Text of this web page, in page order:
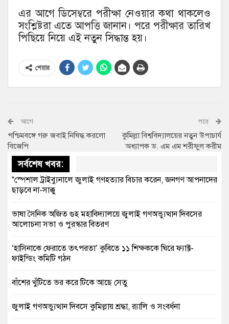
এর আগে ডিসেম্বরে পরীক্ষা নেওয়ার কথা থাকলেও
সংশ্লিষ্টরা এতে আপত্তি জানান। পরে পরীক্ষার তারিখ
পিছিয়ে নিয়ে এই নতুন সিদ্ধান্ত হয়।
শেয়ার
আগে
পশ্চিমবঙ্গে গরু জবাই নিষিদ্ধ করলো
বিজেপি
পরে
কুমিল্লা বিশ্ববিদ্যালয়ের নতুন উপাচার্য
অধ্যাপক ড. এম এম শরীফুল করীম
সর্বশেষ খবর:
“স্পেশাল ট্রাইব্যুনালে জুলাই গণহত্যার বিচার করেন, জনগণ আপনাদের
ছাড়বে না-সাক্কু
ভাষা সৈনিক অজিত গুহ মহাবিদ্যালয়ে জুলাই গণঅভ্যুত্থান দিবসের
আলোচনা সভা ও পুরস্কার বিতরণ
‘হাসিনাকে ফেরাতে তৎপরতা’ কুবিতে ১১ শিক্ষককে ঘিরে ফ্যাক্ট-
ফাইন্ডিং কমিটি গঠন
বাঁশের খুঁটিতে ভর করে টিকে আছে সেতু
জুলাই গণঅভ্যুত্থান দিবসে কুমিল্লায় শ্রদ্ধা, র‍্যালি ও সংবর্ধনা